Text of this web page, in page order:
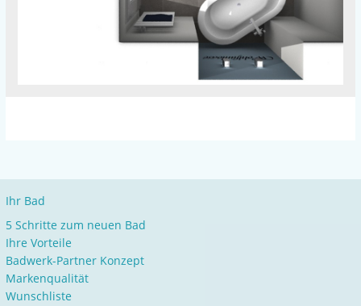
Ihr Bad
5 Schritte zum neuen Bad
Ihre Vorteile
Badwerk-Partner Konzept
Markenqualität
Wunschliste